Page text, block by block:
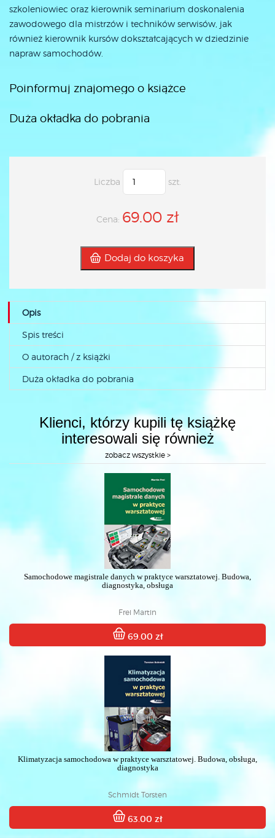
szkoleniowiec oraz kierownik seminarium doskonalenia
zawodowego dla mistrzów i techników serwisów, jak
również kierownik kursów dokształcających w dziedzinie
napraw samochodów.
Poinformuj znajomego o książce
Duża okładka do pobrania
Liczba szt.
Cena: 69.00 zł
Dodaj do koszyka
Opis
Spis treści
O autorach / z książki
Duża okładka do pobrania
Klienci, którzy kupili tę książkę
interesowali się również
zobacz wszystkie >
Samochodowe magistrale danych w praktyce warsztatowej. Budowa,
diagnostyka, obsługa
Frei Martin
69.00 zł
Klimatyzacja samochodowa w praktyce warsztatowej. Budowa, obsługa,
diagnostyka
Schmidt Torsten
63.00 zł